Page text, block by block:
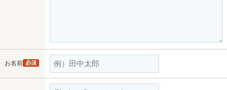
お名前 必須